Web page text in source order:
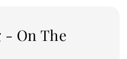
- On The